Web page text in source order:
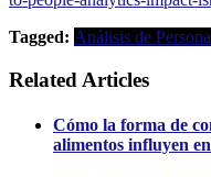
Tagged: Análisis de
Related Articles
Cómo la forma de
alimentos influyen